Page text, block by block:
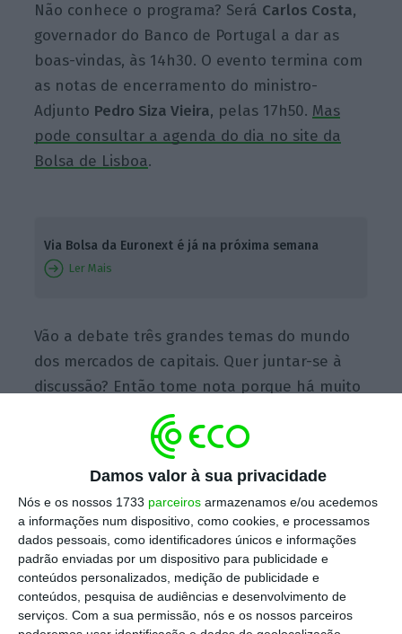
Damos valor à sua privacidade
Nós e os nossos 1733 parceiros armazenamos e/ou acedemos
a informações num dispositivo, como cookies, e processamos
dados pessoais, como identificadores únicos e informações
padrão enviadas por um dispositivo para publicidade e
conteúdos personalizados, medição de publicidade e
conteúdos, pesquisa de audiências e desenvolvimento de
serviços. Com a sua permissão, nós e os nossos parceiros
Não conhece o programa? Será Carlos Costa,
governador do Banco de Portugal a dar as
boas-vindas, às 14h30. O evento termina com
as notas de encerramento do ministro-
Adjunto Pedro Siza Vieira, pelas 17h50. Mas
pode consultar a agenda do dia no site da
Bolsa de Lisboa.
Via Bolsa da Euronext é já na próxima semana
Ler Mais
Vão a debate três grandes temas do mundo
dos mercados de capitais. Quer juntar-se à
discussão? Então tome nota porque há muito
Next Investment: instrumentos
financeiros de mercado
Eles são fundos de investimentos, ETF,
certificados. São muitos os instrumentos
financeiros que o mercado disponibiliza. Qual
o melhor que se adequa ao seu perfil de risco